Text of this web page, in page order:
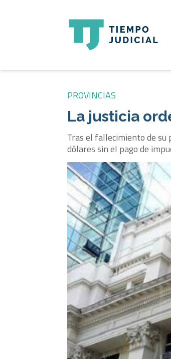
PROVINCIAS
La justicia
Tras el fallecimiento de su
dólares sin el pago de